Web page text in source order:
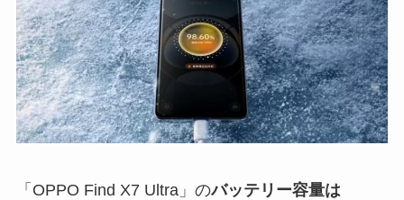
「OPPO Find X7 Ultra」のバッテリー容量は